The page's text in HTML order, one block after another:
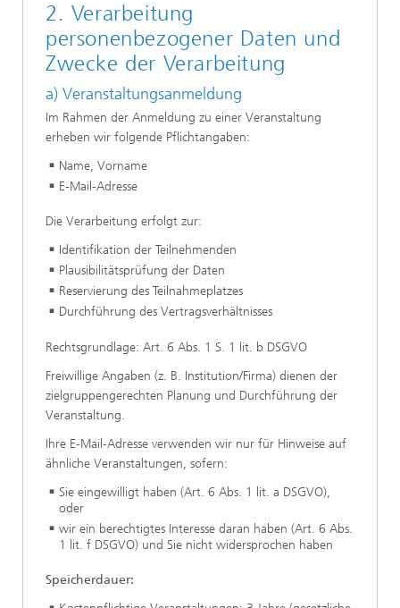
2. Verarbeitung
personenbezogener Daten und
Zwecke der Verarbeitung
a) Veranstaltungsanmeldung
Im Rahmen der Anmeldung zu einer Veranstaltung
erheben wir folgende Pflichtangaben:
Name, Vorname
E-Mail-Adresse
Die Verarbeitung erfolgt zur:
Identifikation der Teilnehmenden
Plausibilitätsprüfung der Daten
Reservierung des Teilnahmeplatzes
Durchführung des Vertragsverhältnisses
Rechtsgrundlage: Art. 6 Abs. 1 S. 1 lit. b DSGVO
Freiwillige Angaben (z. B. Institution/Firma) dienen der
zielgruppengerechten Planung und Durchführung der
Veranstaltung.
Ihre E-Mail-Adresse verwenden wir nur für Hinweise auf
ähnliche Veranstaltungen, sofern:
Sie eingewilligt haben (Art. 6 Abs. 1 lit. a DSGVO),
oder
wir ein berechtigtes Interesse daran haben (Art. 6 Abs.
1 lit. f DSGVO) und Sie nicht widersprochen haben
Speicherdauer: